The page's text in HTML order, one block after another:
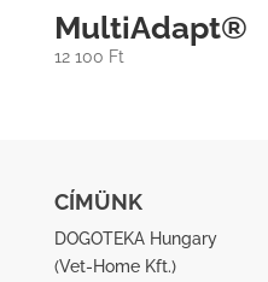
MultiAdapt®
12 100 Ft
CÍMÜNK
DOGOTEKA Hungary
(Vet-Home Kft.)